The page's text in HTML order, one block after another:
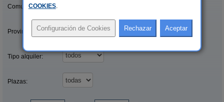
Comunidades:
Provincias/Islas:
Tipo alquiler:
Plazas:
COOKIES.